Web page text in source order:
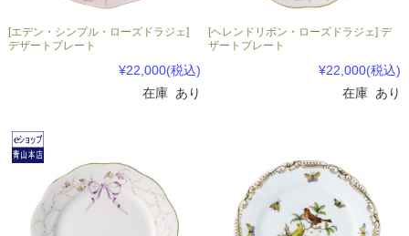
[エデン・シンプル・ローズドラジェ]
デザートプレート
¥22,000(税込)
在庫 あり
[ヘレンドリボン・ローズドラジェ] デ
ザートプレート
¥22,000(税込)
在庫 あり